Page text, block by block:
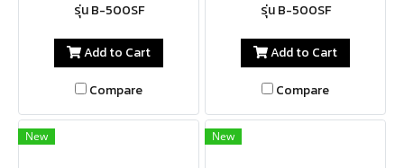
รุ่น B-500SF
Add to Cart
Compare
รุ่น B-500SF
Add to Cart
Compare
New New